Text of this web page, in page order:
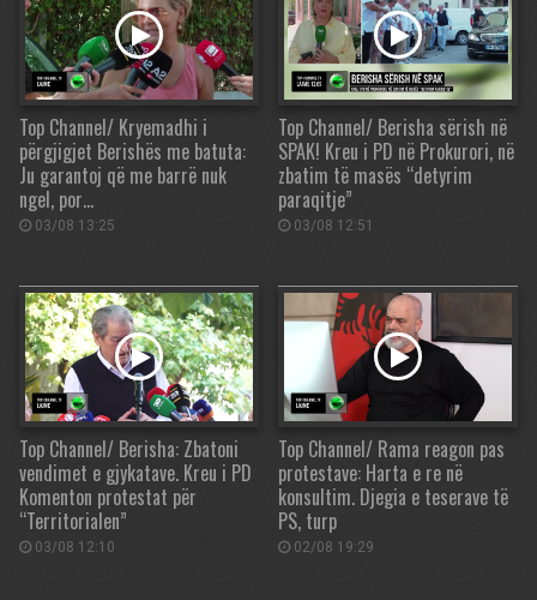
Top Channel/ Kryemadhi i
përgjigjet Berishës me batuta:
Ju garantoj që me barrë nuk
ngel, por…
03/08 13:25
Top Channel/ Berisha sërish në
SPAK! Kreu i PD në Prokurori, në
zbatim të masës “detyrim
paraqitje”
03/08 12:51
Top Channel/ Berisha: Zbatoni
vendimet e gjykatave. Kreu i PD
Komenton protestat për
“Territorialen”
03/08 12:10
Top Channel/ Rama reagon pas
protestave: Harta e re në
konsultim. Djegia e teserave të
PS, turp
02/08 19:29